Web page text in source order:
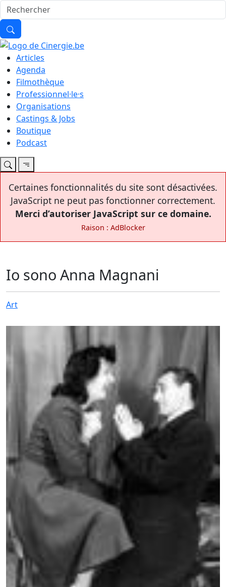
Articles
Agenda
Filmothèque
Professionnel·le·s
Organisations
Castings & Jobs
Boutique
Podcast
Certaines fonctionnalités du site sont désactivées.
JavaScript ne peut pas fonctionner correctement.
Merci d’autoriser JavaScript sur ce domaine.
Raison : AdBlocker
Io sono Anna Magnani
Art